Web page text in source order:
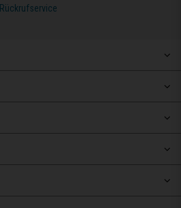
Rückrufservice